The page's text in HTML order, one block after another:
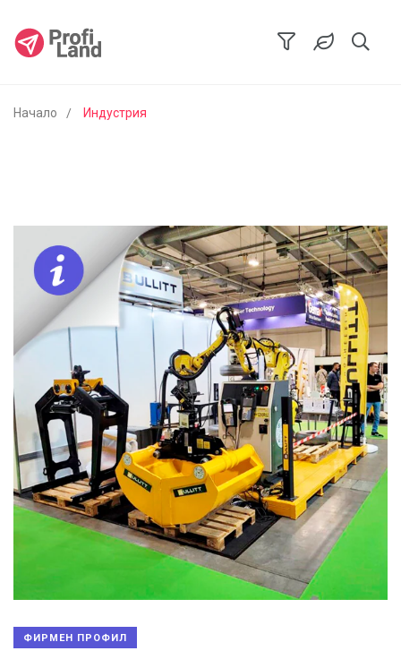
Начало Индустрия
ФИРМЕН ПРОФИЛ